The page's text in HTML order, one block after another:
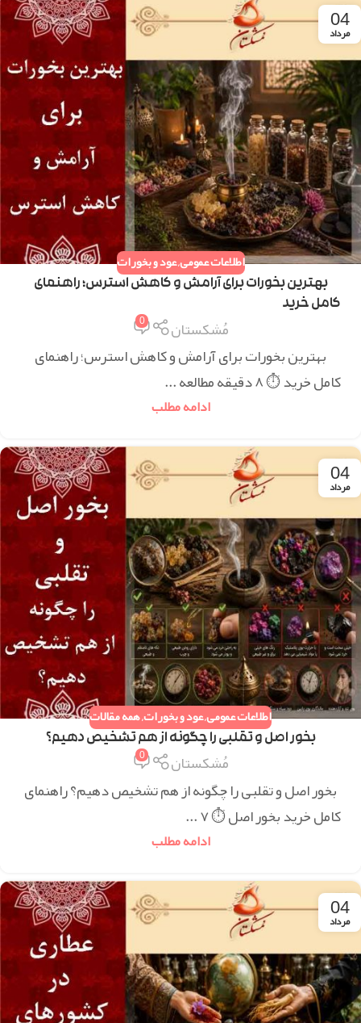
04
مرداد
اطلاعات عمومی,عود و بخورات
بهترین بخورات برای آرامش و کاهش استرس؛ راهنمای
کامل خرید
مُشکستان 0
بهترین بخورات برای آرامش و کاهش استرس؛ راهنمای
کامل خرید ⏱ ۸ دقیقه مطالعه ...
ادامه مطلب
04
مرداد
اطلاعات عمومی,عود و بخورات,همه مقالات
بخور اصل و تقلبی را چگونه از هم تشخیص دهیم؟
مُشکستان 0
بخور اصل و تقلبی را چگونه از هم تشخیص دهیم؟ راهنمای
کامل خرید بخور اصل ⏱ ۷ ...
ادامه مطلب
04
مرداد